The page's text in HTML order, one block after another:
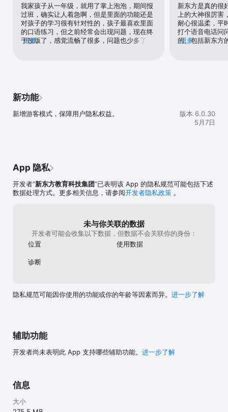
进行课程筛选，查看课程详情、线上报名。
【推荐校区】
根据家长当前定位的城市，为家长推荐附近的校区，提供全部校区列
表，方便家长去门店咨询课程信息，报名上课。
我家孩子从一年级，就用了掌上泡泡，期间报
过班，确实让人着急啊，但是里面的功能还是
对孩子的学习很有针对性的，孩子最喜欢里面
的口语练习，但之前经常会出现问题，现在终
于改版了，感觉流畅了很多，问题也少多了，
更多
新东方是真的很
上的大神很厉
耐心很温柔，平
打个语音电话问
的。包括新东方
更多
新功能
新增游客模式，保障用户隐私权益。
版本 6.0.30
5月7日
App 隐私
开发者“新东方教育科技集团”已表明该 App 的隐私规范可能包括下述
数据处理方式。更多相关信息，请参阅开发者隐私政策 。
未与你关联的数据
开发者可能会收集以下数据，但数据不会关联你的身份：
位置
使用数据
诊断
隐私规范可能因你使用的功能或你的年龄等因素而异。 进一步了解
辅助功能
开发者尚未表明此 App 支持哪些辅助功能。 进一步了解
信息
大小